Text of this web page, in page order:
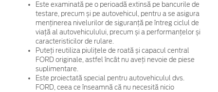
Este examinată pe o perioadă extinsă pe bancurile de
testare, precum și pe autovehicul, pentru a se asigura
menținerea nivelurilor de siguranță pe întreg ciclul de
viață al autovehiculului, precum și a performanțelor și
caracteristicilor de rulare.
Puteți reutiliza piulițele de roată și capacul central
FORD originale, astfel încât nu aveți nevoie de piese
suplimentare.
Este proiectată special pentru autovehiculul dvs.
FORD, ceea ce înseamnă că nu necesită nicio